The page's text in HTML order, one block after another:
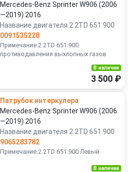
Mercedes-Benz Sprinter W906 (2006
—2019) 2016
Название двигателя 2.2TD 651.900
0091535228
Примечание:2.2TD 651.900
противодавления выхлопных газов
В наличии
3 500 ₽
Патрубок интеркулера
Mercedes-Benz Sprinter W906 (2006
—2019) 2016
Название двигателя 2.2TD 651.900
9065283782
Примечание:2.2TD 651.900 Левый
В наличии